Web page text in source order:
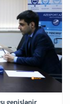
genişlənir